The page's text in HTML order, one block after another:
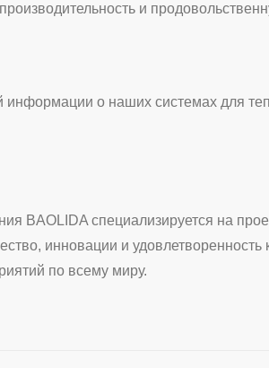
и
о наших системах для
BAOLIDA специализируется на
инновации и
по всему миру.